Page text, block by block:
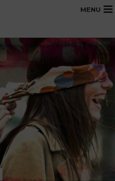
MENU